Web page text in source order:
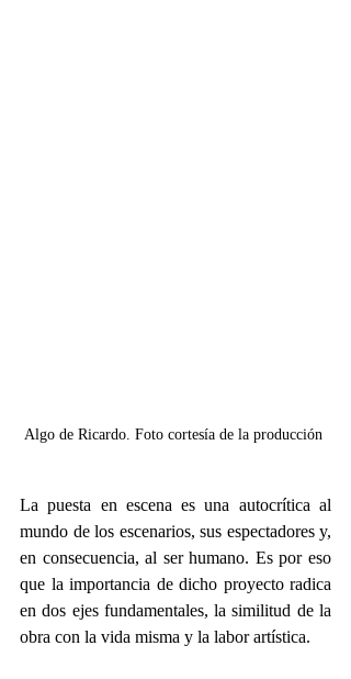
Algo de Ricardo. Foto cortesía de la producción
La puesta en escena es una autocrítica al
mundo de los escenarios, sus espectadores y,
en consecuencia, al ser humano. Es por eso
que la importancia de dicho proyecto radica
en dos ejes fundamentales, la similitud de la
obra con la vida misma y la labor artística.